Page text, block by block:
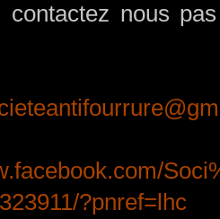
contactez nous
?pnref=lhc